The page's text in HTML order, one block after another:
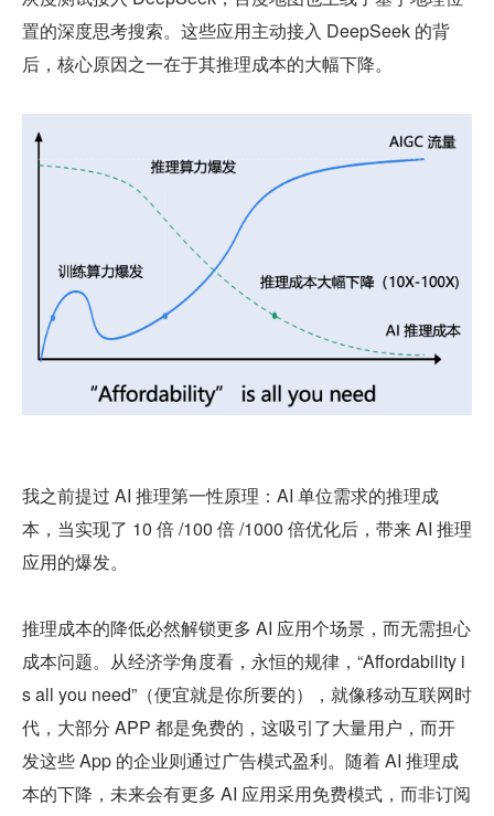
置的深度思考搜索。这些应用主动接入 DeepSeek 的背
后，核心原因之一在于其推理成本的大幅下降。
我之前提过 AI 推理第一性原理：AI 单位需求的推理成
本，当实现了 10 倍 /100 倍 /1000 倍优化后，带来 AI 推理
应用的爆发。
推理成本的降低必然解锁更多 AI 应用个场景，而无需担心
成本问题。从经济学角度看，永恒的规律，“Affordability i
s all you need”（便宜就是你所要的），就像移动互联网时
代，大部分 APP 都是免费的，这吸引了大量用户，而开
发这些 App 的企业则通过广告模式盈利。随着 AI 推理成
本的下降，未来会有更多 AI 应用采用免费模式，而非订阅